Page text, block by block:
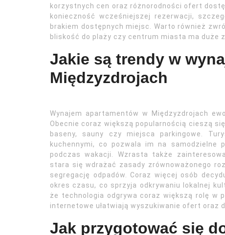
korzystnych cen oraz różnorodności ofert
konieczność wcześniejszej rezerwacji,
brakiem dostępnych miejsc. Warto również
bliskość do plaży czy centrum miasta ma duże
Jakie są trendy w
Międzyzdrojach
Wynajem apartamentów w Międzyzdrojach
Obecnie coraz większą popularnością cieszą
baseny, sauny czy miejsca parkingowe.
kuchennymi, co pozwala im na samodzielne
podczas wakacji. Wzrasta także
stara się wdrażać zasady zrównoważonego
segregację odpadów. Coraz więcej osób
okres czasu, co sprzyja odkrywaniu lokalnej
że technologia odgrywa coraz większą rolę w
internetowe ułatwiają wyszukiwanie ofert oraz
Jak przygotować się